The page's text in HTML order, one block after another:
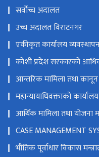
सर्वोच्च अदालत
उच्च अदालत विराटनगर
एकीकृत कार्यालय
कोशी प्रदेश सरकारको
आन्तरिक मामिला तथा कानून
महान्यायाधिवक्ताको
आर्थिक मामिला तथा योजना
CASE MANAGEMENT
भौतिक पूर्वाधार विकास